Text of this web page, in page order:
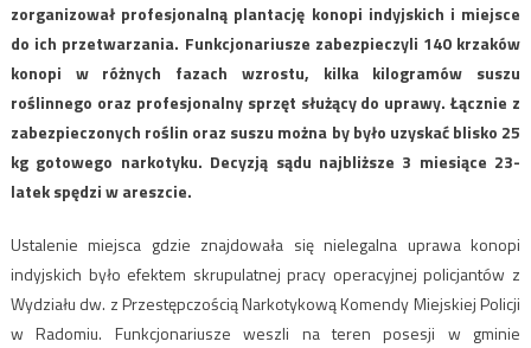
zorganizował profesjonalną plantację konopi indyjskich i miejsce
do ich przetwarzania. Funkcjonariusze zabezpieczyli 140 krzaków
konopi w różnych fazach wzrostu, kilka kilogramów suszu
roślinnego oraz profesjonalny sprzęt służący do uprawy. Łącznie z
zabezpieczonych roślin oraz suszu można by było uzyskać blisko 25
kg gotowego narkotyku. Decyzją sądu najbliższe 3 miesiące 23-
latek spędzi w areszcie.
Ustalenie miejsca gdzie znajdowała się nielegalna uprawa konopi
indyjskich było efektem skrupulatnej pracy operacyjnej policjantów z
Wydziału dw. z Przestępczością Narkotykową Komendy Miejskiej Policji
w Radomiu. Funkcjonariusze weszli na teren posesji w gminie